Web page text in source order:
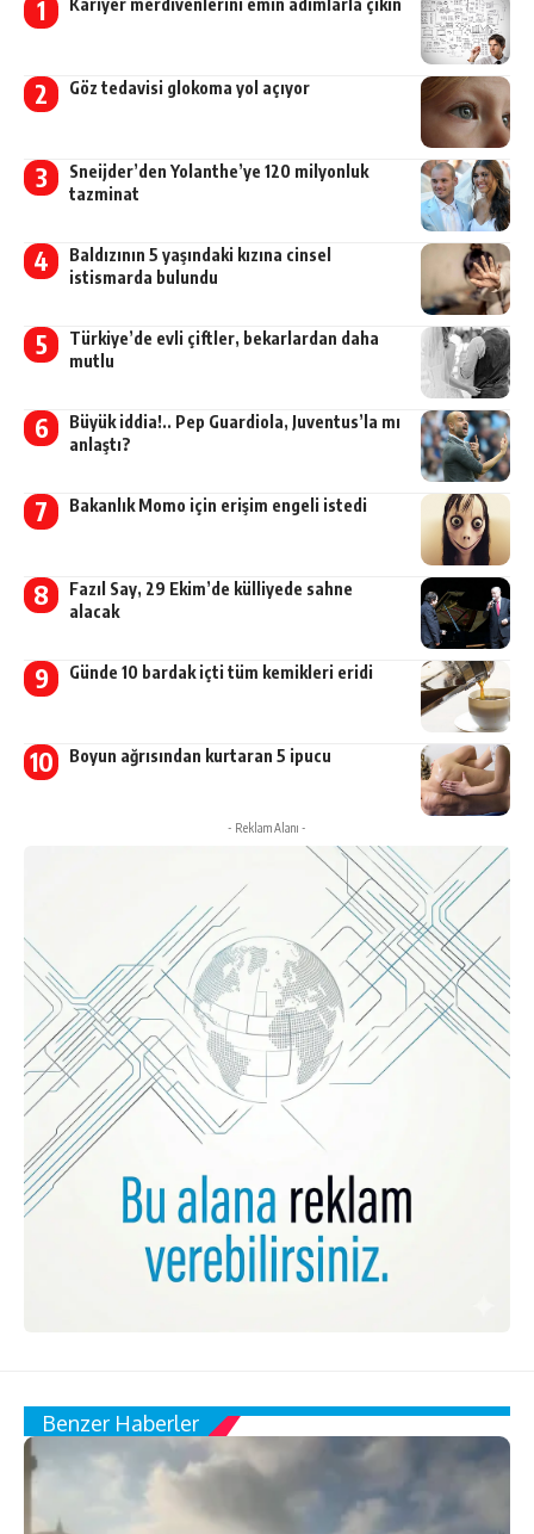
Kariyer merdivenlerini emin adımlarla çıkın
Göz tedavisi glokoma yol açıyor
Sneijder’den Yolanthe’ye 120 milyonluk
tazminat
Baldızının 5 yaşındaki kızına cinsel
istismarda bulundu
Türkiye’de evli çiftler, bekarlardan daha
mutlu
Büyük iddia!.. Pep Guardiola, Juventus’la mı
anlaştı?
Bakanlık Momo için erişim engeli istedi
Fazıl Say, 29 Ekim’de külliyede sahne
alacak
Günde 10 bardak içti tüm kemikleri eridi
Boyun ağrısından kurtaran 5 ipucu
- Reklam Alanı -
Benzer Haberler